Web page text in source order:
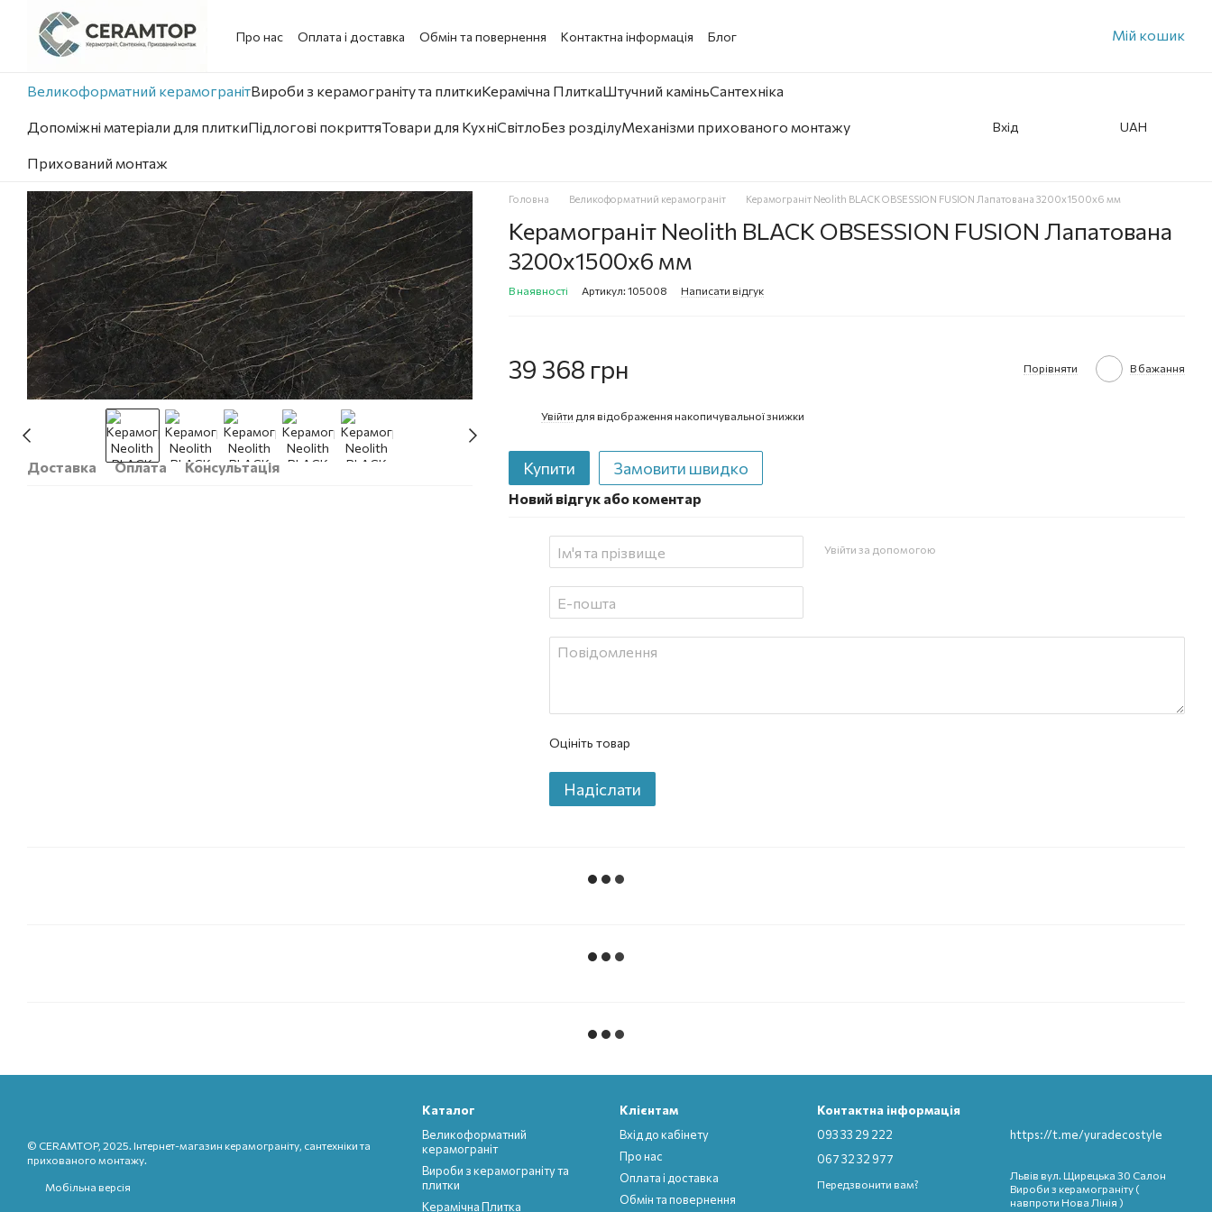
Перейти до основного контенту
Про нас
Оплата і доставка Обмін та повернення Контактна інформація Блог Мій кошик
Великоформатний керамогранітВироби з керамограніту та плиткиКерамічна ПлиткаШтучний каміньСантехніка
Допоміжні матеріали для плиткиПідлогові покриттяТовари для КухніСвітлоБез розділуМеханізми прихованого монтажу
Прихований монтаж
Вхід UAH
Доставка Оплата Консультація
Головна Великоформатний керамограніт Керамограніт Neolith BLACK OBSESSION FUSION Лапатована 3200x1500x6 мм
Керамограніт Neolith BLACK OBSESSION FUSION Лапатована
3200x1500x6 мм
В наявності Артикул: 105008 Написати відгук
39 368 грн Порівняти В бажання
Увійти для відображення накопичувальної знижки
Купити Замовити швидко
Новий відгук або коментар
Увійти за допомогою
Оцініть товар
Надіслати
© CERAMTOP, 2025. Інтернет-магазин керамограніту, сантехніки та
прихованого монтажу.
Мобільна версія
Каталог
Великоформатний
керамограніт
Вироби з керамограніту та
плитки
Керамічна Плитка
Клієнтам
Вхід до кабінету
Про нас
Оплата і доставка
Обмін та повернення
Контактна інформація
093 33 29 222
067 32 32 977
Передзвонити вам?
https://t.me/yuradecostyle
Львів вул. Щирецька 30 Салон
Вироби з керамограніту (
навпроти Нова Лінія )